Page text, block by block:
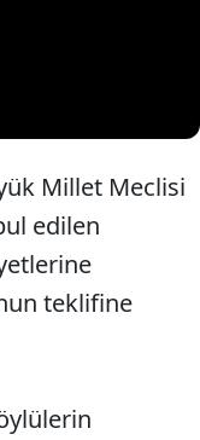
Millet Meclisi
edilen
teklifine